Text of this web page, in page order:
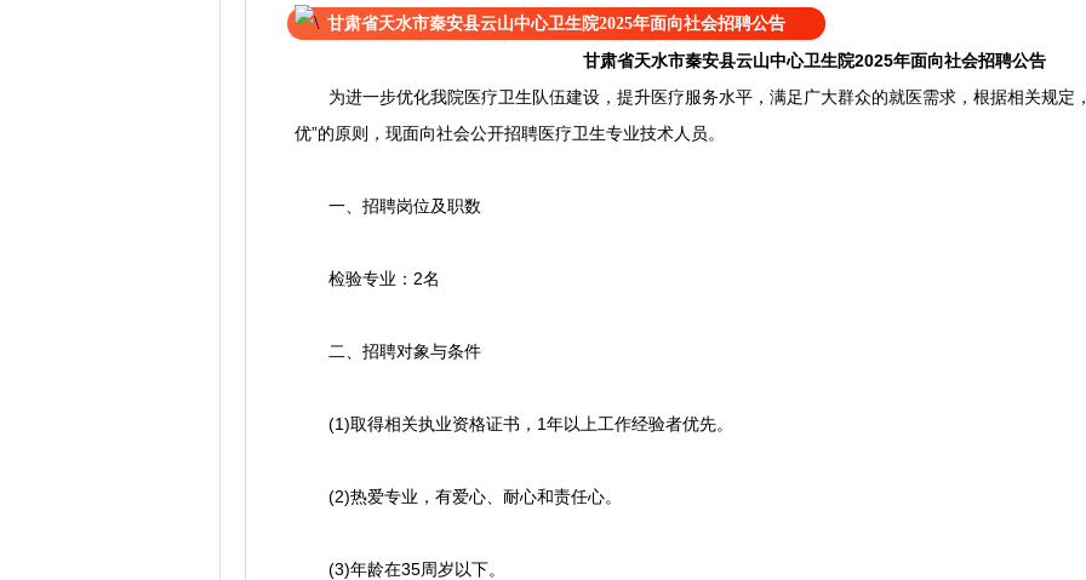
甘肃省天水市秦安县云山中心卫生院2025年面向社会招聘公告
甘肃省天水市秦安县云山中心卫生院2025年面向社会招聘公告
为进一步优化我院医疗卫生队伍建设，提升医疗服务水平，满足广大群众的就医需求，根据相关规定
优”的原则，现面向社会公开招聘医疗卫生专业技术人员。
一、招聘岗位及职数
检验专业：2名
二、招聘对象与条件
(1)取得相关执业资格证书，1年以上工作经验者优先。
(2)热爱专业，有爱心、耐心和责任心。
(3)年龄在35周岁以下。